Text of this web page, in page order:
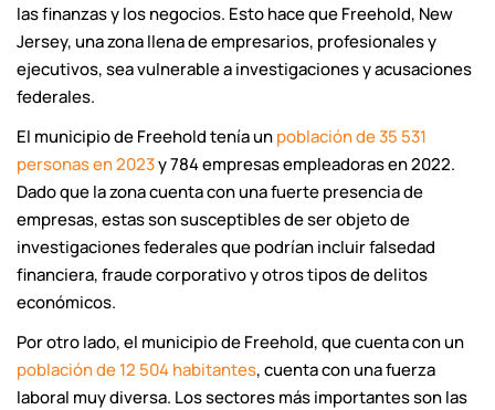
las finanzas y los negocios. Esto hace que Freehold, New
Jersey, una zona llena de empresarios, profesionales y
ejecutivos, sea vulnerable a investigaciones y acusaciones
federales.
El municipio de Freehold tenía unpoblación de 35 531
personas en 2023y 784 empresas empleadoras en 2022.
Dado que la zona cuenta con una fuerte presencia de
empresas, estas son susceptibles de ser objeto de
investigaciones federales que podrían incluir falsedad
financiera, fraude corporativo y otros tipos de delitos
económicos.
Por otro lado, el municipio de Freehold, que cuenta con un
población de 12 504 habitantes, cuenta con una fuerza
laboral muy diversa. Los sectores más importantes son las